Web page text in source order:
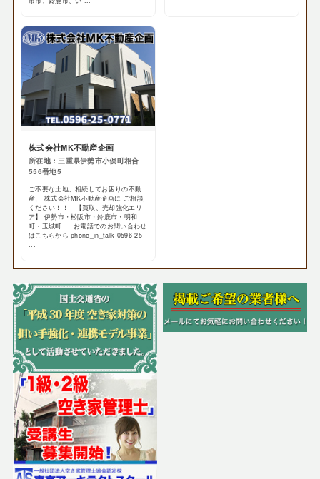
株式会社MK不動産企画
所在地：三重県伊勢市小俣町相合
556番地5
ご不要な土地、相続してお困りの不動
産、 株式会社MK不動産企画に ご相談
ください！！ 【買取、売却強化エリ
ア】 伊勢市・松阪市・鈴鹿市・明和
町・玉城町 お電話でのお問い合わせ
はこちらから phone_in_talk 0596-25-
...